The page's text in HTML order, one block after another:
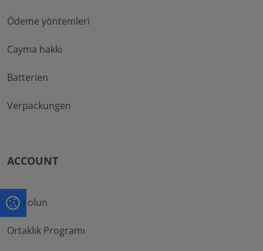
Ödeme yöntemleri
Cayma hakkı
Batterien
Verpackungen
ACCOUNT
Bayi olun
Ortaklık Programı